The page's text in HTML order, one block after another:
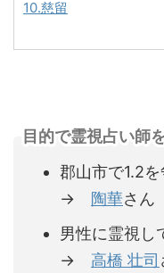
10.慈留
目的で霊視占い師
郡山市で1.2
→ 陶華さん
男性に霊視し
→ 高橋 壮司